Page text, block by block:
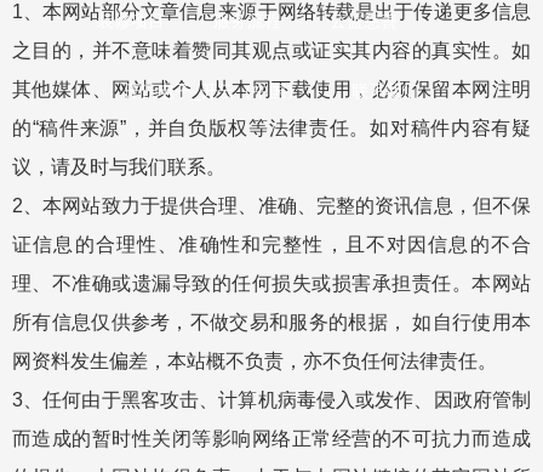
装修项目 服务流程 公益慈善
开云电子_开云（中国） 联系我们
1、本网站部分文章信息来源于网络转载是出于传递更多信息
之目的，并不意味着赞同其观点或证实其内容的真实性。如
其他媒体、网站或个人从本网下载使用，必须保留本网注明
的“稿件来源”，并自负版权等法律责任。如对稿件内容有疑
议，请及时与我们联系。
2、本网站致力于提供合理、准确、完整的资讯信息，但不保
证信息的合理性、准确性和完整性，且不对因信息的不合
理、不准确或遗漏导致的任何损失或损害承担责任。本网站
所有信息仅供参考，不做交易和服务的根据， 如自行使用本
网资料发生偏差，本站概不负责，亦不负任何法律责任。
3、任何由于黑客攻击、计算机病毒侵入或发作、因政府管制
而造成的暂时性关闭等影响网络正常经营的不可抗力而造成